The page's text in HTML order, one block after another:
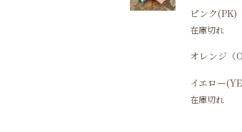
ピンク(PK)
在庫切れ
オレンジ（
イエロー
在庫切れ